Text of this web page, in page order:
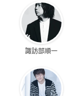
諏訪部順一